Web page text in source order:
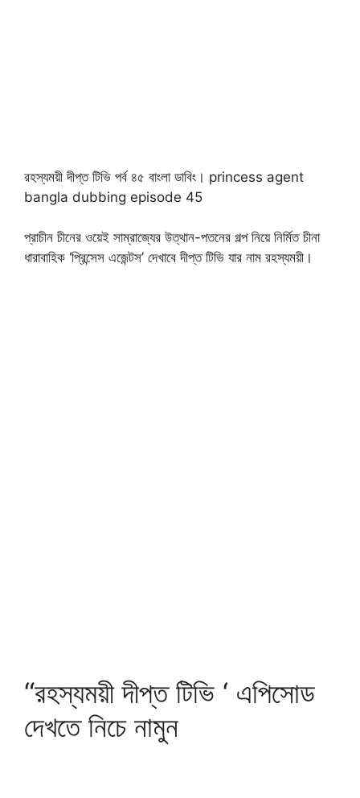
রহস্যময়ী দীপ্ত টিভি পর্ব ৪৫ বাংলা ডাবিং। princess agent
bangla dubbing episode 45
প্রাচীন চীনের ওয়েই সাম্রাজ্যের উত্থান-পতনের গল্প নিয়ে নির্মিত চীনা
ধারাবাহিক ‘প্রিন্সেস এজেন্টস’ দেখাবে দীপ্ত টিভি যার নাম রহস্যময়ী।
“রহস্যময়ী দীপ্ত টিভি ‘ এপিসোড
দেখতে নিচে নামুন